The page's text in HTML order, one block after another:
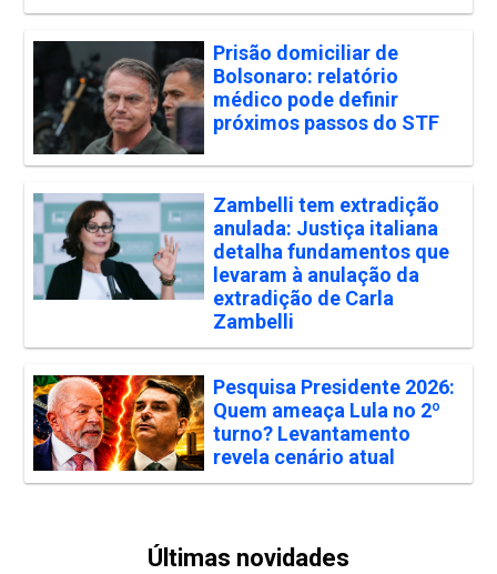
Prisão domiciliar de
Bolsonaro: relatório
médico pode definir
próximos passos do STF
Zambelli tem extradição
anulada: Justiça italiana
detalha fundamentos que
levaram à anulação da
extradição de Carla
Zambelli
Pesquisa Presidente 2026:
Quem ameaça Lula no 2º
turno? Levantamento
revela cenário atual
Últimas novidades